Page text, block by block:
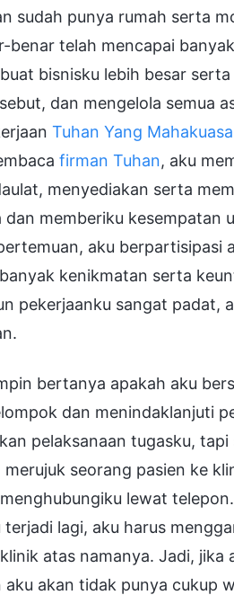
sudah punya rumah serta
benar telah mencapai
bisnisku lebih besar
dan mengelola semua
Tuhan Yang Mahakuasa
firman Tuhan, aku
menyediakan serta
memberiku kesempatan
aku berpartisipasi
kenikmatan serta
pekerjaanku sangat padat,
bertanya apakah aku
dan menindaklanjuti
pelaksanaan tugasku,
seorang pasien ke
lewat
lagi, aku harus
atas namanya. Jadi, jika
akan tidak punya cukup